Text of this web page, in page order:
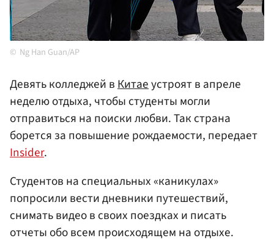
Ng Han Guan/AP
Девять колледжей вКитаеустроят в апреле
неделю отдыха, чтобы студенты могли
отправиться на поиски любви. Так страна
борется за повышение рождаемости, передает
Insider.
Студентов на специальных «каникулах»
попросили вести дневники путешествий,
снимать видео в своих поездках и писать
отчеты обо всем происходящем на отдыхе.